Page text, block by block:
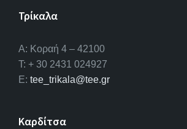
Τρίκαλα
Α: Κοραή 4 – 42100
T: + 30 2431 024927
E: tee_trikala@tee.gr
Καρδίτσα